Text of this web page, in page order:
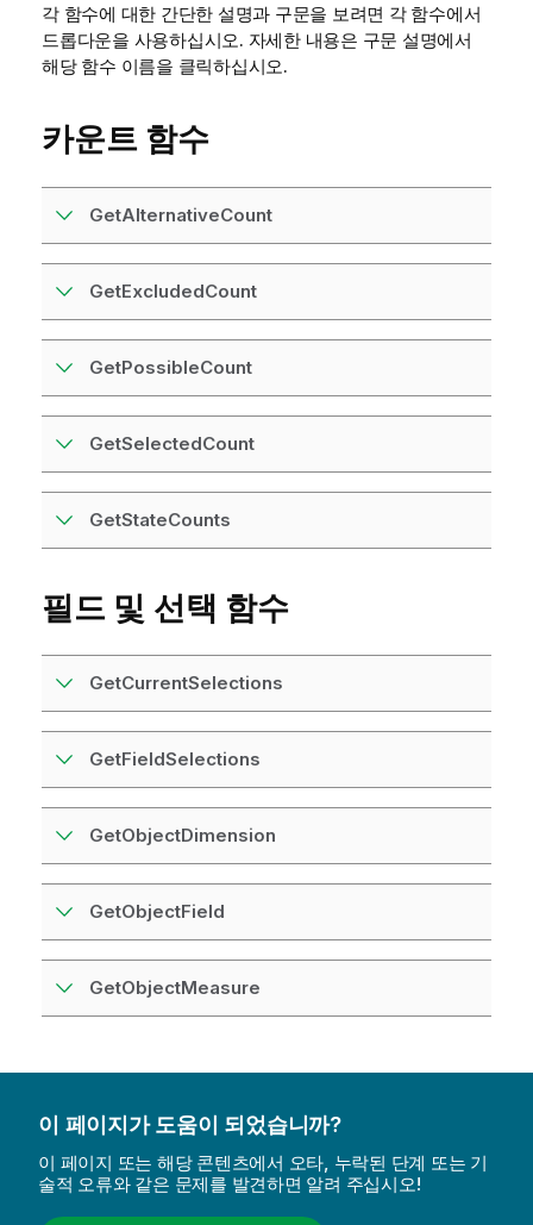
각 함수에 대한 간단한 설명과 구문을 보려면 각 함수에서
드롭다운을 사용하십시오. 자세한 내용은 구문 설명에서
해당 함수 이름을 클릭하십시오.
카운트 함수
GetAlternativeCount
GetExcludedCount
GetPossibleCount
GetSelectedCount
GetStateCounts
필드 및 선택 함수
GetCurrentSelections
GetFieldSelections
GetObjectDimension
GetObjectField
GetObjectMeasure
이 페이지가 도움이 되었습니까?
이 페이지 또는 해당 콘텐츠에서 오타, 누락된 단계 또는 기
술적 오류와 같은 문제를 발견하면 알려 주십시오!